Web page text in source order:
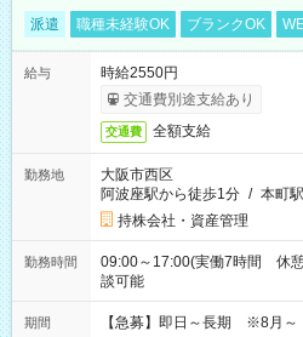
派遣 職種未経験OK ブランクOK
給与
時給2550円
交通費別途支給あり
交通費 全額支給
勤務地
大阪市西区
阿波座駅から徒歩1分 / 本町駅
持株会社・資産管理
勤務時間
09:00～17:00(実働7時間 休
談可能
期間 【急募】即日～長期 ※8月～